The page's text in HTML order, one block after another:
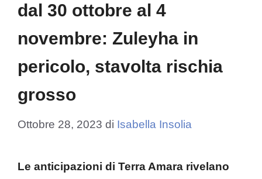
dal 30 ottobre al 4
novembre: Zuleyha in
pericolo, stavolta rischia
grosso
Ottobre 28, 2023 di Isabella Insolia
Le anticipazioni di Terra Amara rivelano